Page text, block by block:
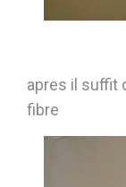
apres il suffit
fibre